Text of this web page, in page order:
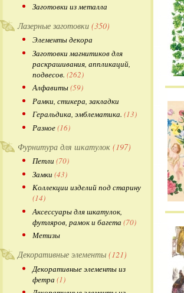
Заготовки из металла
Лазерные заготовки (350)
Элементы декора
Заготовки магнитиков для
раскрашивания, аппликаций,
подвесов. (262)
Алфавиты(59)
Рамки, стикера, закладки
Геральдика, эмблематика. (13)
Разное(16)
Фурнитура для шкатулок (197)
Петли (70)
Замки (43)
Коллекции изделий под старину
(14)
Аксессуары для шкатулок,
футляров, рамок и багета (70)
Метизы
Декоративные элементы (121)
Декоративные элементы из
фетра (1)